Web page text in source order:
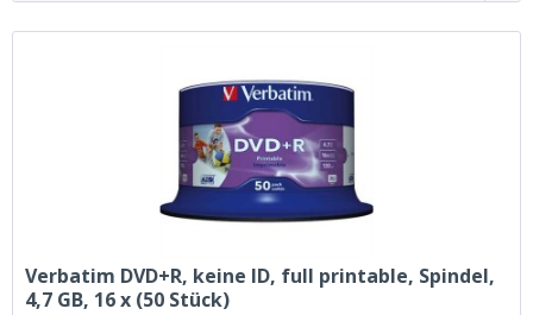
Verbatim DVD+R, keine ID, full printable, Spindel,
4,7 GB, 16 x (50 Stück)